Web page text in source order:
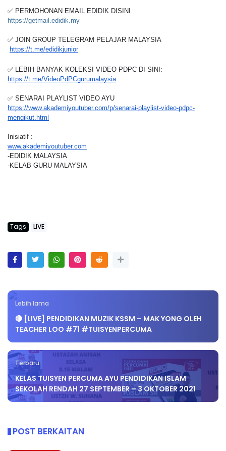
✅ PERMOHONAN EMAIL EDIDIK DISINI
https://getmail.edidik.my
✅ JOIN GROUP TELEGRAM PELAJAR MALAYSIA
https://t.me/edidikjunior
✅ LEBIH BANYAK KOLEKSI VIDEO PDPC DI SINI:
https://t.me/VideoPdPCgurumalaysia
✅ SENARAI PLAYLIST VIDEO AYU
https://www.akademiyoutuber.com/p/senarai-playlist-video-pdpc-
mengikut.html
Inisiatif :
www.akademiyoutuber.com
-EDIDIK MALAYSIA
-KELAB GURU MALAYSIA
Tags LIVE
Lebih lama
🔴 [LIVE] PENDIDIKAN MUZIK KSSM – MAK YONG OLEH
TEACHER LOO #71 #TUISYENPERCUMA
Terbaru
KELAS TUISYEN PERCUMA AYU PENDIDIKAN ISLAM
SEKOLAH RENDAH 27 SEPTEMBER – 3 OKTOBER 2021
POST BERKAITAN